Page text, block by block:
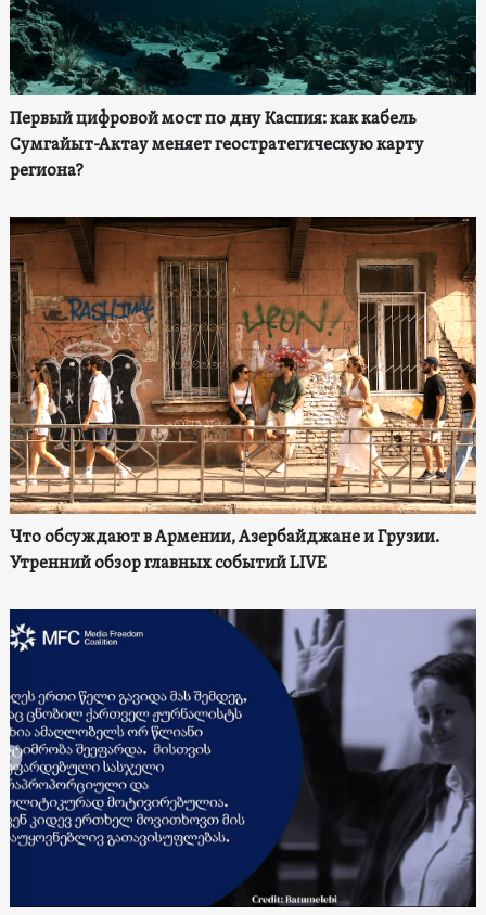
Первый цифровой мост по дну Каспия: как кабель
Сумгайыт-Актау меняет геостратегическую карту
региона?
Что обсуждают в Армении, Азербайджане и Грузии.
Утренний обзор главных событий LIVE